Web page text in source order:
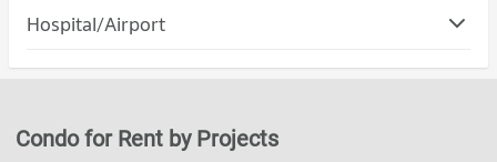
Condo Mukkamontri Road Nakhon Ratchasima
Condo for Rent near Mukkamontri Road Nakhon Ratchasima
Condo for Sale near Mukkamontri Road Nakhon Ratchasima
24 properties for sale
Hospital/Airport
Condo for Rent by Projects